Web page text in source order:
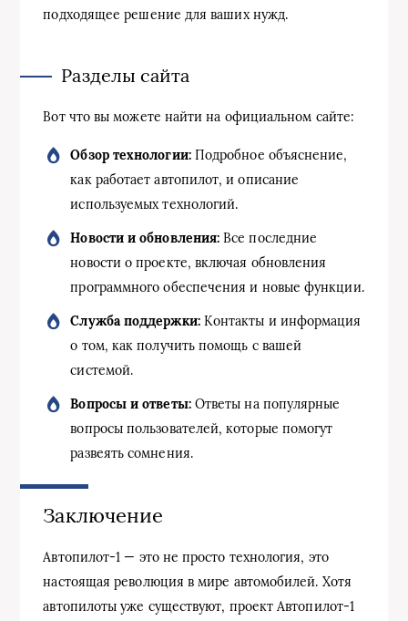
подходящее решение для ваших нужд.
Разделы сайта
Вот что вы можете найти на официальном сайте:
Обзор технологии:Подробное объяснение,
как работает автопилот, и описание
используемых технологий.
Новости и обновления: Все последние
новости о проекте, включая обновления
программного обеспечения и новые функции.
Служба поддержки:Контакты и информация
о том, как получить помощь с вашей
системой.
Вопросы и ответы:Ответы на популярные
вопросы пользователей, которые помогут
развеять сомнения.
Заключение
Автопилот-1 — это не просто технология, это
настоящая революция в мире автомобилей. Хотя
автопилоты уже существуют, проект Автопилот-1